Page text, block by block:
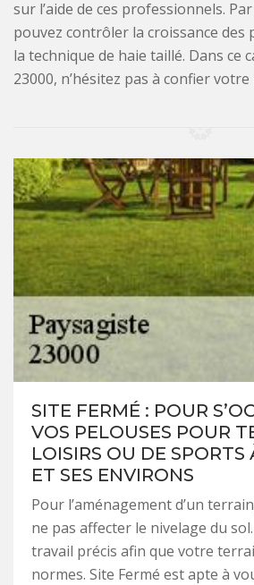
sur l’aide de ces professionnels.
pouvez contrôler la croissance des
la technique de haie taillé. Dans ce
23000, n’hésitez pas à confier
SITE FERMÉ : POUR
VOS PELOUSES POUR
LOISIRS OU DE
ET SES ENVIRONS
Pour l’aménagement d’un
ne pas affecter le nivelage du
travail précis afin que votre
normes. Site Fermé est apte à